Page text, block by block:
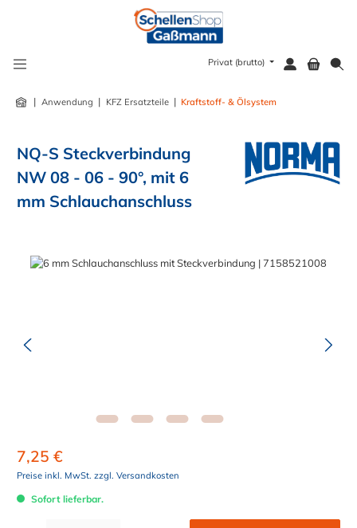
Privat (brutto)
| Anwendung | KFZ Ersatzteile | Kraftstoff- & Ölsystem
NQ-S Steckverbindung
NW 08 - 06 - 90°, mit 6
mm Schlauchanschluss
Bildergalerie überspringen
7,25 €
Preise inkl. MwSt. zzgl. Versandkosten
Sofort lieferbar.